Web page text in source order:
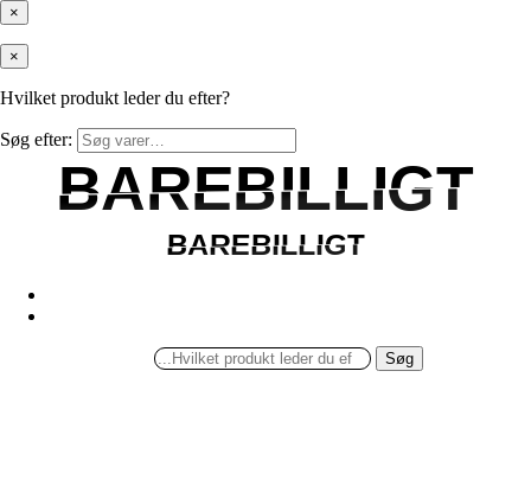
×
×
Hvilket produkt leder du efter?
Søg efter:
BAREBILLIGT
BAREBILLIGT
BAREBILLIGT
BAREBILLIGT
Søg